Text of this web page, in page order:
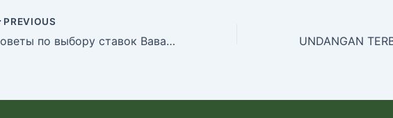
PREVIOUS
Советы по выбору ставок Вавада для игроков